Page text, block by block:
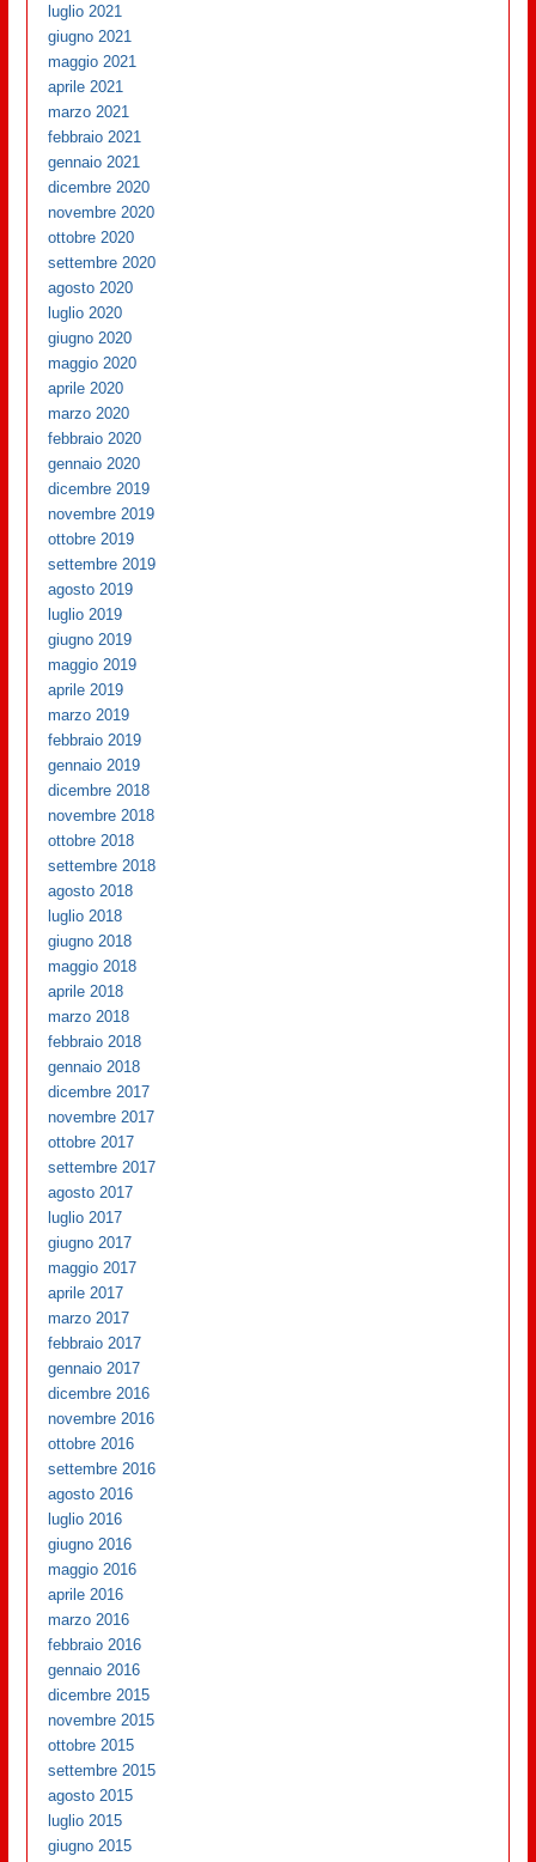
luglio 2021
giugno 2021
maggio 2021
aprile 2021
marzo 2021
febbraio 2021
gennaio 2021
dicembre 2020
novembre 2020
ottobre 2020
settembre 2020
agosto 2020
luglio 2020
giugno 2020
maggio 2020
aprile 2020
marzo 2020
febbraio 2020
gennaio 2020
dicembre 2019
novembre 2019
ottobre 2019
settembre 2019
agosto 2019
luglio 2019
giugno 2019
maggio 2019
aprile 2019
marzo 2019
febbraio 2019
gennaio 2019
dicembre 2018
novembre 2018
ottobre 2018
settembre 2018
agosto 2018
luglio 2018
giugno 2018
maggio 2018
aprile 2018
marzo 2018
febbraio 2018
gennaio 2018
dicembre 2017
novembre 2017
ottobre 2017
settembre 2017
agosto 2017
luglio 2017
giugno 2017
maggio 2017
aprile 2017
marzo 2017
febbraio 2017
gennaio 2017
dicembre 2016
novembre 2016
ottobre 2016
settembre 2016
agosto 2016
luglio 2016
giugno 2016
maggio 2016
aprile 2016
marzo 2016
febbraio 2016
gennaio 2016
dicembre 2015
novembre 2015
ottobre 2015
settembre 2015
agosto 2015
luglio 2015
giugno 2015